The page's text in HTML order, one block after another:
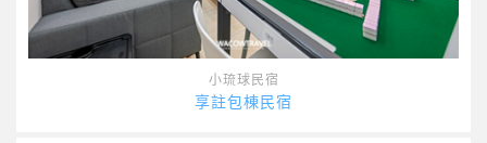
小琉球民宿
享註包棟民宿